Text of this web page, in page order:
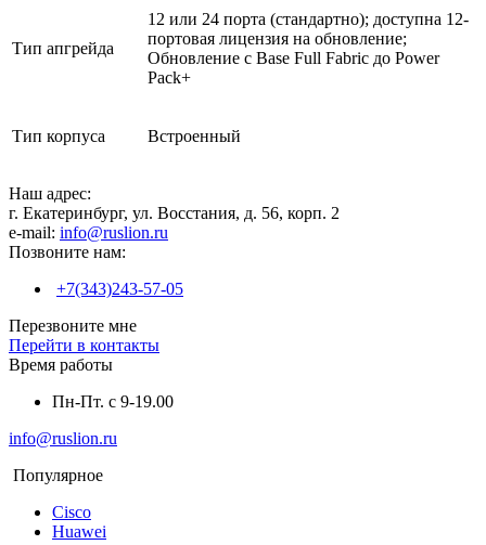
Тип апгрейда
12 или 24 порта (стандартно); доступна 12-
портовая лицензия на обновление;
Обновление с Base Full Fabric до Power
Pack+
Тип корпуса Встроенный
Наш адрес:
г. Екатеринбург, ул. Восстания, д. 56, корп. 2
e-mail: info@ruslion.ru
Позвоните нам:
+7(343)243-57-05
Перезвоните мне
Перейти в контакты
Время работы
Пн-Пт. с 9-19.00
info@ruslion.ru
Популярное
Cisco
Huawei